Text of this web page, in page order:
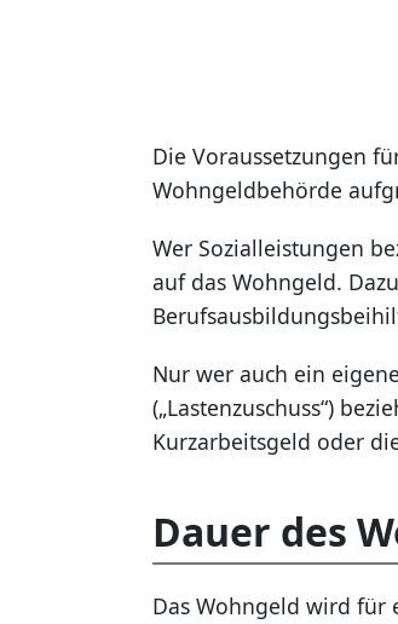
Die Voraussetzungen
Wohngeldbehörde
Wer Sozialleistungen
auf das Wohngeld.
Nur wer auch ein
(„Lastenzuschuss“)
Kurzarbeitsgeld oder
Dauer des
Das Wohngeld wird für